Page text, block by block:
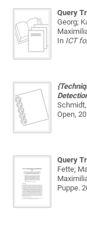
Query
Georg;
In ICT
Open,
Query
Fette;
Puppe.